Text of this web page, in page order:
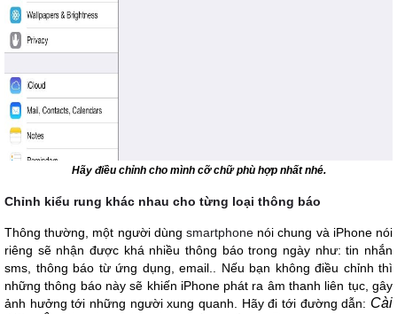
Hãy điều chỉnh cho mình cỡ chữ phù hợp nhất nhé.
Chỉnh kiểu rung khác nhau cho từng loại thông báo
Thông thường, một người dùng smartphone nói chung và iPhone nói
riêng sẽ nhận được khá nhiều thông báo trong ngày như: tin nhắn
sms, thông báo từ ứng dụng, email.. Nếu bạn không điều chỉnh thì
những thông báo này sẽ khiến iPhone phát ra âm thanh liên tục, gây
ảnh hưởng tới những người xung quanh. Hãy đi tới đường dẫn: Cài